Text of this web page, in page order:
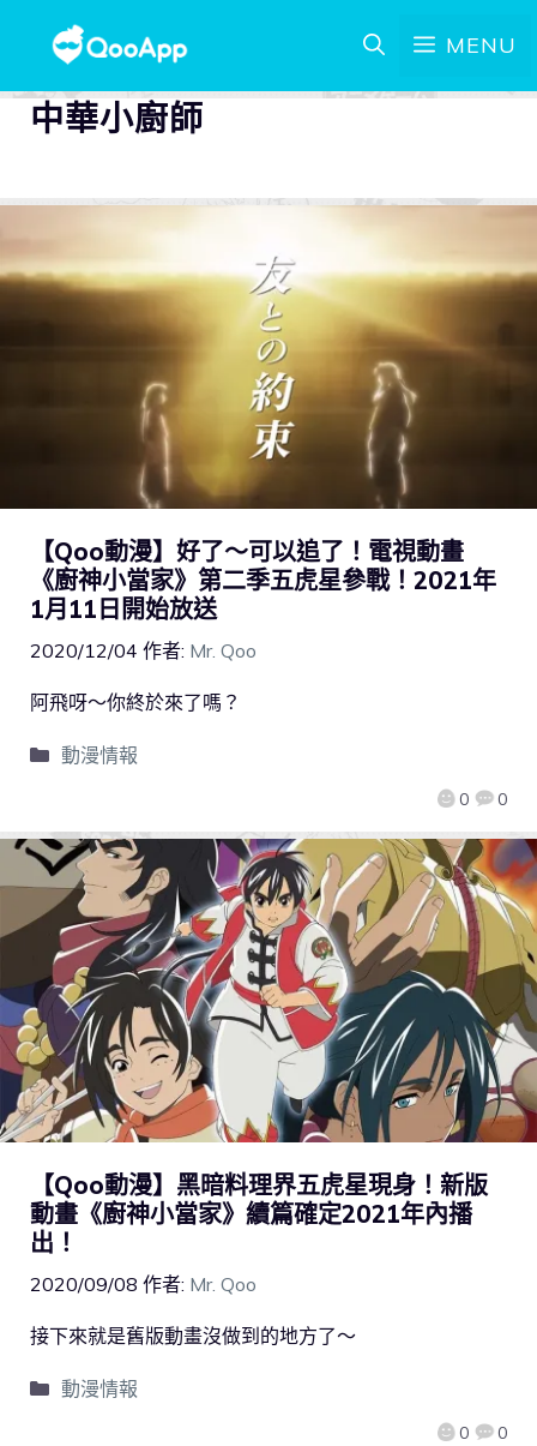
MENU
中華小廚師
【Qoo動漫】好了～可以追了！電視動畫
《廚神小當家》第二季五虎星參戰！2021年
1月11日開始放送
2020/12/04 作者: Mr. Qoo
0 0
阿飛呀～你終於來了嗎？
動漫情報
【Qoo動漫】黑暗料理界五虎星現身！新版
動畫《廚神小當家》續篇確定2021年內播
出！
2020/09/08 作者: Mr. Qoo
0 0
接下來就是舊版動畫沒做到的地方了～
動漫情報